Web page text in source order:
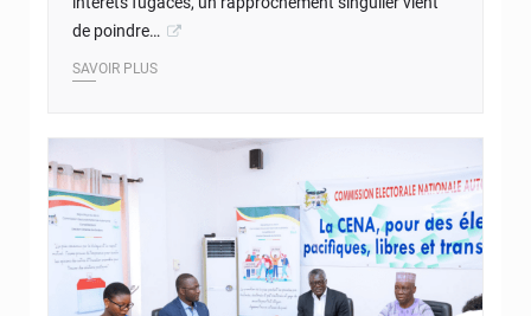
de poindre…
SAVOIR PLUS